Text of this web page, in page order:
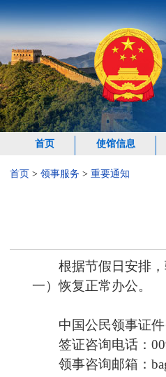
首页 使馆信息
首页 > 领事服务 > 重要通知
根据节假日安排
一）恢复正常办公。
中国公民领事证
签证咨询电话：
领事咨询邮箱：